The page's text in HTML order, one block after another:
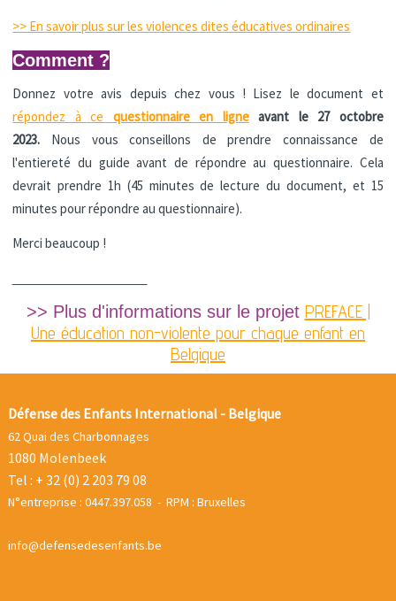
>> En savoir plus sur les violences dites éducatives ordinaires
Comment ?
Donnez votre avis depuis chez vous ! Lisez le document et
répondez à ce questionnaire en ligneavant le 27 octobre
2023. Nous vous conseillons de prendre connaissance de
l'entiereté du guide avant de répondre au questionnaire. Cela
devrait prendre 1h (45 minutes de lecture du document, et 15
minutes pour répondre au questionnaire).
Merci beaucoup !
>> Plus d'informations sur le projet PREFACE |
Une éducation non-violente pour chaque enfant en
Belgique
Défense des Enfants International - Belgique
62 Quai des Charbonnages
1080 Molenbeek
Tel : + 32 (0) 2 203 79 08
N°entreprise : 0447.397.058 - RPM : Bruxelles
info@defensedesenfants.be